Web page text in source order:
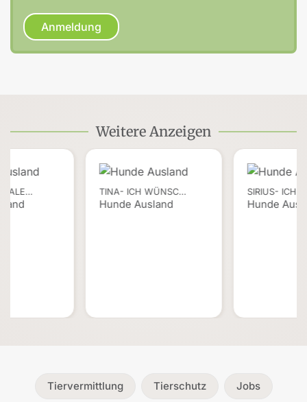
Anmeldung
Weitere Anzeigen
TINA- ICH WÜNSC…
Hunde Ausland
SIRIUS- ICH
Hunde
Tiervermittlung Tierschutz Jobs